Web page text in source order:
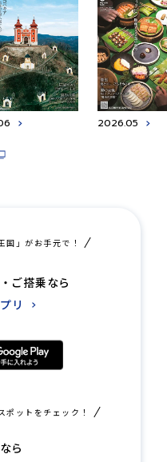
2026.05
国」がお手元で！
ご搭乗なら
リ
ポットをチェック！
ら